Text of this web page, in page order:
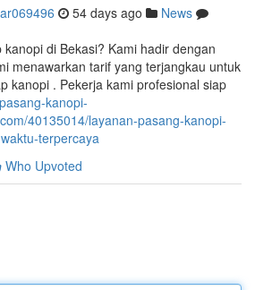
54 days ago
News
di Bekasi? Kami hadir dengan
menawarkan tarif yang terjangkau untuk
kanopi . Pekerja kami profesional siap
kanopi-
40135014/layanan-pasang-kanopi-
terpercaya
Who Upvoted